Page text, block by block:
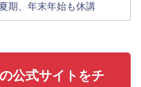
期、年末年始も休講
公式サイトをチ